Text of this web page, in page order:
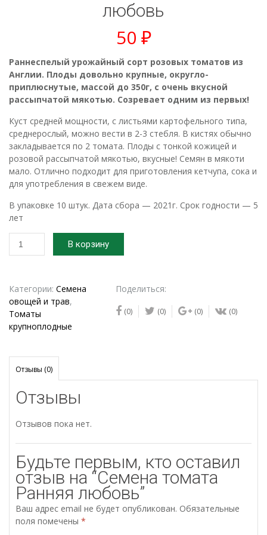
любовь
50 ₽
Раннеспелый урожайный сорт розовых томатов из
Англии. Плоды довольно крупные, округло-
приплюснутые, массой до 350г, с очень вкусной
рассыпчатой мякотью. Созревает одним из первых!
Куст средней мощности, с листьями картофельного типа,
среднерослый, можно вести в 2-3 стебля. В кистях обычно
закладывается по 2 томата. Плоды с тонкой кожицей и
розовой рассыпчатой мякотью, вкусные! Семян в мякоти
мало. Отлично подходит для приготовления кетчупа, сока и
для употребления в свежем виде.
В упаковке 10 штук. Дата сбора — 2021г. Срок годности — 5
лет
Количество
товара
Ранняя
любовь
В корзину
Категории: Семена
овощей и трав,
Томаты
крупноплодные
Поделиться:
(0) (0) (0) (0)
Отзывы (0)
Отзывы
Отзывов пока нет.
Будьте первым, кто оставил
отзыв на “Семена томата
Ранняя любовь”
Ваш адрес email не будет опубликован. Обязательные
поля помечены *